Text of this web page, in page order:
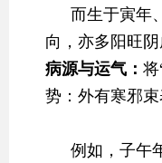
而生于寅年
向，亦多阳旺
病源与运气： 将
势：外有寒邪
例如，子午